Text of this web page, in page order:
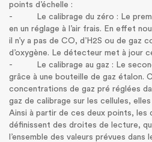
points d’échelle :
- Le calibrage du zéro : Le
en un réglage à l’air frais. En effet
il n’y a pas de CO, d’H2S ou de gaz
d’oxygène. Le détecteur met à jour
- Le calibrage au gaz : Le second
grâce à une bouteille de gaz étalon.
concentrations de gaz pré réglées
gaz de calibrage sur les cellules,
Ainsi à partir de ces deux points, les
définissent des droites de lecture,
l’ensemble des valeurs prévues dans